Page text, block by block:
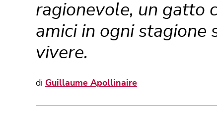
ragionevole, un gatto
amici in ogni stagione
vivere.
di Guillaume Apollinaire